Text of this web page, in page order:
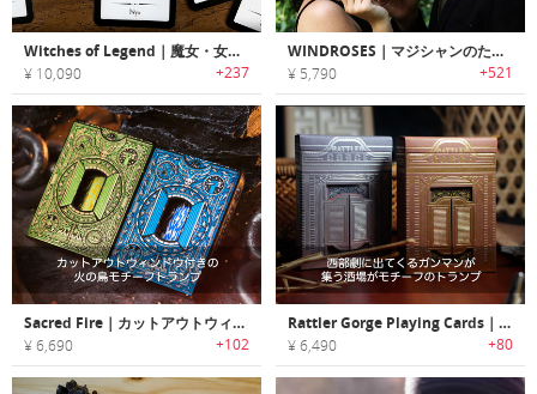
Witches of Legend｜魔女・女神をテーマにしたアートオラクルカード「ウィッチズオブレジェンド」
¥ 10,090 +237
WINDROSES｜マジシャンのためにデザインされたトランプ「ウィンドローゼス」
¥ 5,790 +521
Sacred Fire｜カットアウトウィンドウ付きのタックボックスに入った火の鳥モチーフトランプ
¥ 6,690 +102
Rattler Gorge Playing Cards｜西部劇に出てくるガンマンが集う酒場がモチーフのトランプ
¥ 6,490 +80